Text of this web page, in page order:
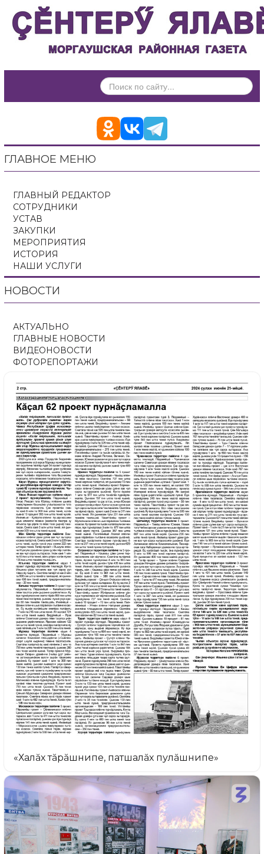
ИСКАТЬ...
ГЛАВНОЕ МЕНЮ
ГЛАВНЫЙ РЕДАКТОР
СОТРУДНИКИ
УСТАВ
ЗАКУПКИ
МЕРОПРИЯТИЯ
ИСТОРИЯ
НАШИ УСЛУГИ
НОВОСТИ
АКТУАЛЬНО
ГЛАВНЫЕ НОВОСТИ
ВИДЕОНОВОСТИ
ФОТОРЕПОРТАЖИ
«Халăх тăрăшнипе, патшалăх пулăшнипе»